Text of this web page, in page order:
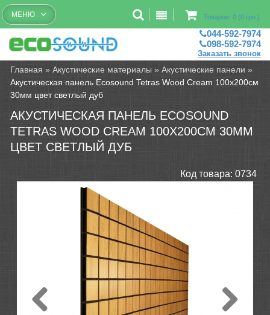
Бесплатный рассчет помещений
Товаров: 0 (0 грн.)
МЕНЮ
044-592-7974
098-592-7974
Заказать звонок
Главная »Акустические материалы »Акустические панели »
Акустическая панель Ecosound Tetras Wood Cream 100x200см
30мм цвет светлый дуб
АКУСТИЧЕСКАЯ ПАНЕЛЬ ECOSOUND
TETRAS WOOD CREAM 100X200СМ 30ММ
ЦВЕТ СВЕТЛЫЙ ДУБ
Код товара: 0734